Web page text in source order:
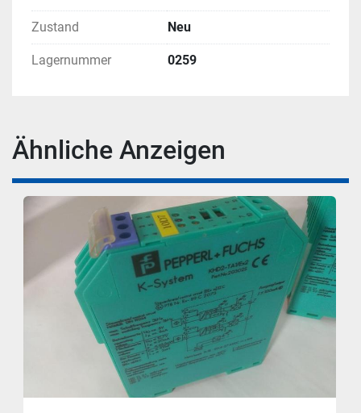
Zustand Neu
Lagernummer 0259
Ähnliche Anzeigen